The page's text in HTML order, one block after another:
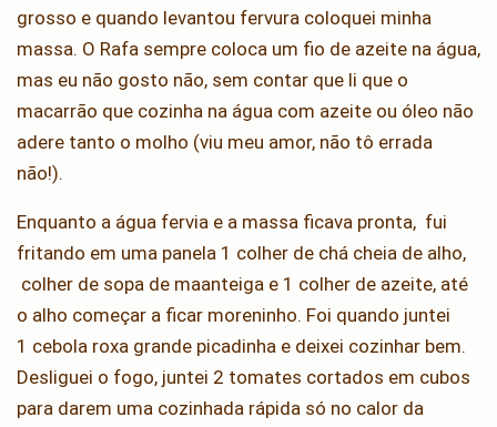
grosso e quando levantou fervura coloquei minha
massa. O Rafa sempre coloca um fio de azeite na água,
mas eu não gosto não, sem contar que li que o
macarrão que cozinha na água com azeite ou óleo não
adere tanto o molho (viu meu amor, não tô errada
não!).
Enquanto a água fervia e a massa ficava pronta, fui
fritando em uma panela 1 colher de chá cheia de alho,
colher de sopa de maanteiga e 1 colher de azeite, até
o alho começar a ficar moreninho. Foi quando juntei
1 cebola roxa grande picadinha e deixei cozinhar bem.
Desliguei o fogo, juntei 2 tomates cortados em cubos
para darem uma cozinhada rápida só no calor da